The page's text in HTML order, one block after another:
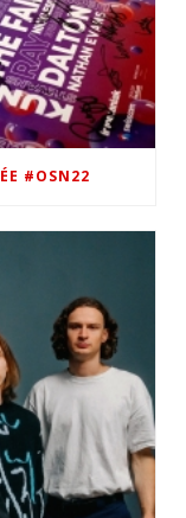
#OSN22